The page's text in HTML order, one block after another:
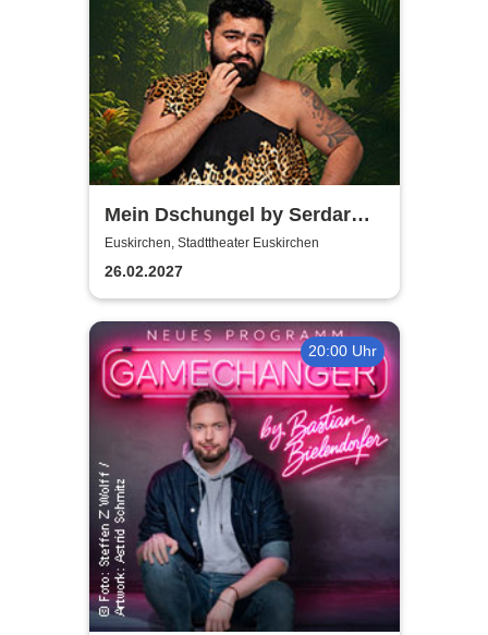
Mein Dschungel by Serdar
Karibik
Euskirchen, Stadttheater Euskirchen
26.02.2027
20:00 Uhr